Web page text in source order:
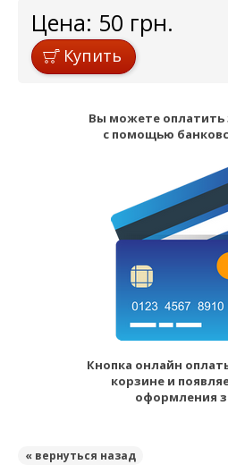
Цена: 50 грн.
Купить
Вы можете оплатить
с помощью
Кнопка онлайн
корзине и
оформления
« вернуться назад